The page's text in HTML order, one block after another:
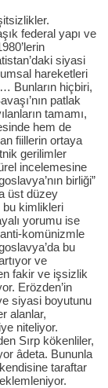
federal yapı ve
siyasi
hareketleri
Bunların hiçbiri,
patlak
tamamı,
hem de
fiillerin ortaya
gerilimler
incelemesine
birliği”
üst düzey
bu kimlikleri
yorumu ise
komünizmle
bu
ve
fakir ve işsizlik
Erözden’in
siyasi boyutunu
alanlar,
niteliyor.
Sırp kökenliler,
âdeta. Bununla
taraftar